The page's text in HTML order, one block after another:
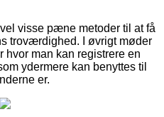
visse pæne metoder til at få
troværdighed. I øvrigt møder
hvor man kan registrere en
ydermere kan benyttes til
er.